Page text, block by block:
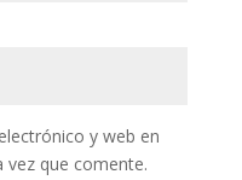
y web en
vez que comente.